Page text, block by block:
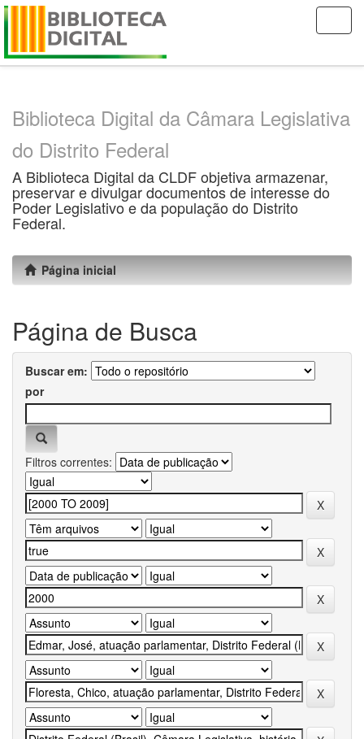
Skip
Biblioteca Digital da Câmara Legislativa
do Distrito Federal
A Biblioteca Digital da CLDF objetiva armazenar,
preservar e divulgar documentos de interesse do
Poder Legislativo e da população do Distrito
Federal.
Página inicial
Página de Busca
Buscar em:
por
Filtros correntes: